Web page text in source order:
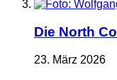
Die North
23. März 2026